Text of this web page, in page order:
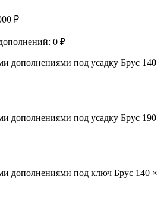
₽
0 ₽
дополнениями под усадку Брус 140
дополнениями под усадку Брус 190
дополнениями под ключ Брус 140 ×